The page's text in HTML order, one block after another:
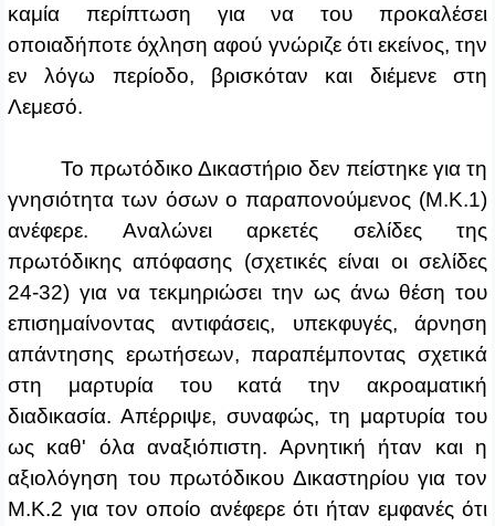
καμία περίπτωση για να του προκαλέσει
οποιαδήποτε όχληση αφού γνώριζε ότι εκείνος, την
εν λόγω περίοδο, βρισκόταν και διέμενε στη
Λεμεσό.
Το πρωτόδικο Δικαστήριο δεν πείστηκε για τη
γνησιότητα των όσων ο παραπονούμενος (Μ.Κ.1)
ανέφερε. Αναλώνει αρκετές σελίδες της
πρωτόδικης απόφασης (σχετικές είναι οι σελίδες
24‑32) για να τεκμηριώσει την ως άνω θέση του
επισημαίνοντας αντιφάσεις, υπεκφυγές, άρνηση
απάντησης ερωτήσεων, παραπέμποντας σχετικά
στη μαρτυρία του κατά την ακροαματική
διαδικασία. Απέρριψε, συναφώς, τη μαρτυρία του
ως καθ' όλα αναξιόπιστη. Αρνητική ήταν και η
αξιολόγηση του πρωτόδικου Δικαστηρίου για τον
Μ.Κ.2 για τον οποίο ανέφερε ότι ήταν εμφανές ότι